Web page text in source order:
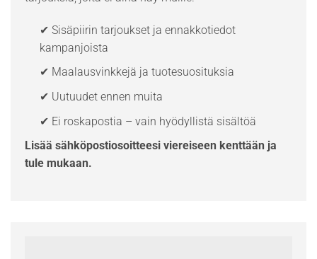
✔ Sisäpiirin tarjoukset ja ennakkotiedot
kampanjoista
✔ Maalausvinkkejä ja tuotesuosituksia
✔ Uutuudet ennen muita
✔ Ei roskapostia – vain hyödyllistä sisältöä
Lisää sähköpostiosoitteesi viereiseen kenttään ja
tule mukaan.